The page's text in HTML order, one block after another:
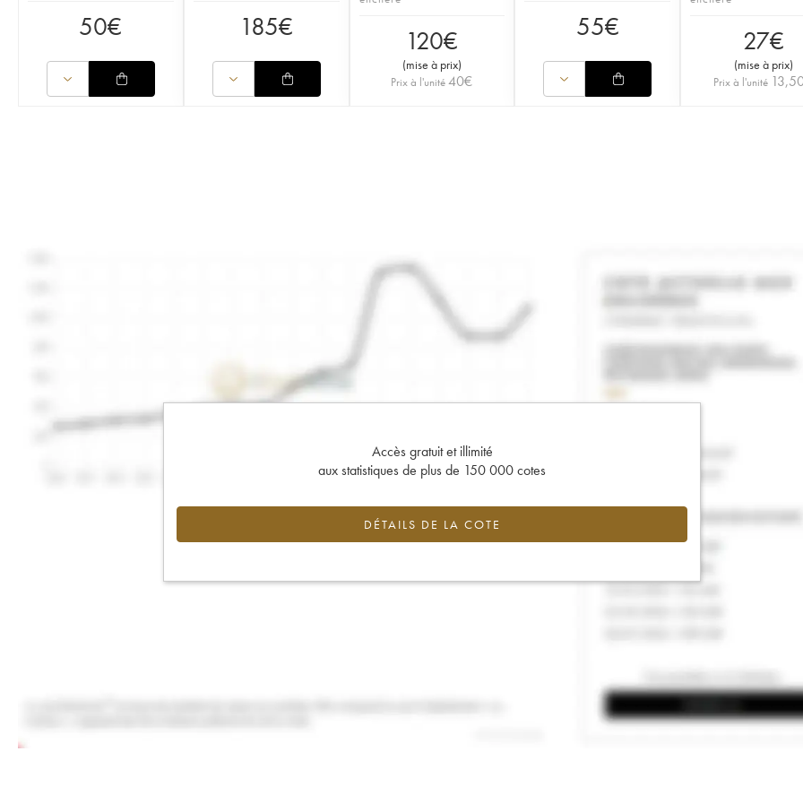
50€ 185€ 120€
(mise à prix)
Prix à l'unité 40€
55€ 27€
(mise à prix)
Prix à l'unité
Accès gratuit et illimité
aux statistiques de plus de 150 000 cotes
DÉTAILS DE LA COTE